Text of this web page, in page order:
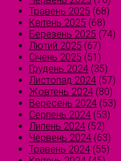
Травень 2025 (68)
Квітень 2025 (68)
Березень 2025 (74)
Лютий 2025 (67)
Січень 2025 (51)
Грудень 2024 (35)
Листопад 2024 (57)
Жовтень 2024 (80)
Вересень 2024 (53)
Серпень 2024 (53)
Липень 2024 (52)
Червень 2024 (63)
Травень 2024 (55)